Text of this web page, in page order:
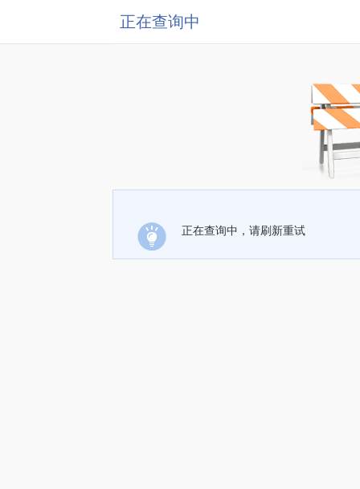
正在查询中
正在查询中，请刷新重试